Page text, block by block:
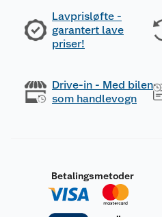
Lavprisløfte -
garantert lave
priser!
Drive-in - Med bilen
som handlevogn
Betalingsmetoder